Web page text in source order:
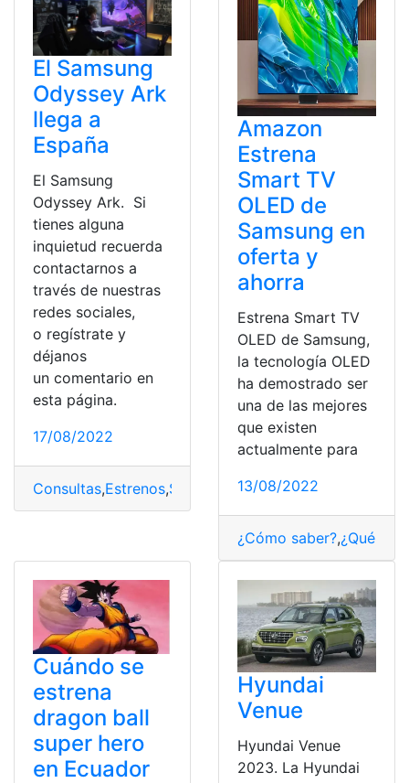
El Samsung
Odyssey Ark
llega a
España
El Samsung
Odyssey Ark. Si
tienes alguna
inquietud recuerda
contactarnos a
través de nuestras
redes sociales,
o regístrate y
déjanos
un comentario en
esta página.
17/08/2022
Consultas,Estrenos,Samsung Smart TV,Tecnologìa
Amazon
Estrena
Smart TV
OLED de
Samsung en
oferta y
ahorra
Estrena Smart TV
OLED de Samsung,
la tecnología OLED
ha demostrado ser
una de las mejores
que existen
actualmente para
13/08/2022
¿Cómo saber?,¿Qué es?
Cuándo se
estrena
dragon ball
super hero
en Ecuador
Hyundai
Venue
Hyundai Venue
2023. La Hyundai